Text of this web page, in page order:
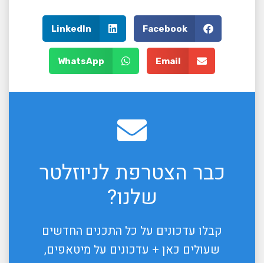
Facebook
LinkedIn
Email
WhatsApp
כבר הצטרפת לניוזלטר
שלנו?
קבלו עדכונים על כל התכנים החדשים
שעולים כאן + עדכונים על מיטאפים,